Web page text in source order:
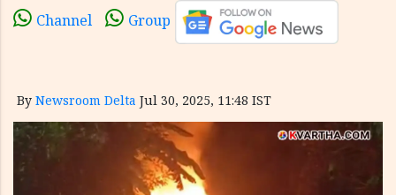
Channel Group
By Newsroom Delta Jul 30, 2025, 11:48 IST